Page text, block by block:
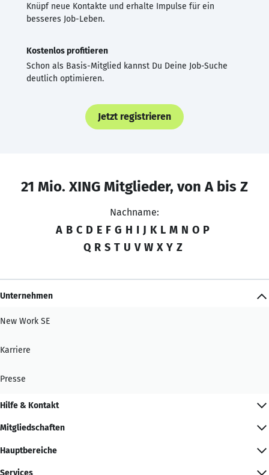
Knüpf neue Kontakte und erhalte Impulse für ein
besseres Job-Leben.
Kostenlos profitieren
Schon als Basis-Mitglied kannst Du Deine Job-Suche
deutlich optimieren.
Jetzt registrieren
21 Mio. XING Mitglieder, von A bis Z
Nachname:
A B C D E F G H I J K L M N O P
Q R S T U V W X Y Z
Unternehmen
New Work SE
Karriere
Presse
Hilfe & Kontakt
Mitgliedschaften
Hauptbereiche
Services